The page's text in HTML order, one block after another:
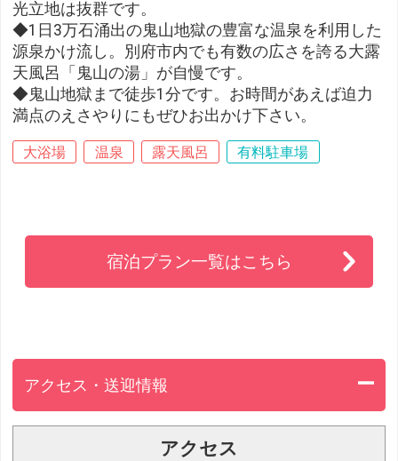
光立地は抜群です。
◆1日3万石涌出の鬼山地獄の豊富な温泉を利用した
源泉かけ流し。別府市内でも有数の広さを誇る大露
天風呂「鬼山の湯」が自慢です。
◆鬼山地獄まで徒歩1分です。お時間があえば迫力
満点のえさやりにもぜひお出かけ下さい。
大浴場 温泉 露天風呂 有料駐車場
宿泊プラン一覧はこちら
アクセス・送迎情報
アクセス